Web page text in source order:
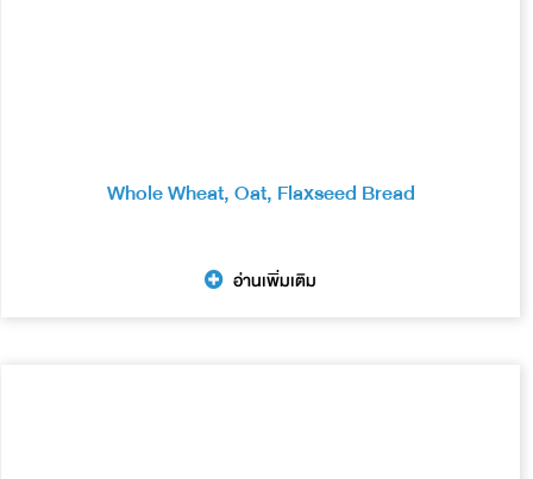
Whole Wheat, Oat, Flaxseed Bread
อ่านเพิ่มเติม